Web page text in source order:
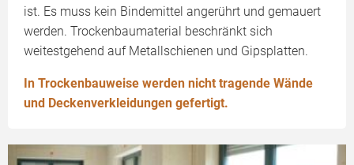
ist. Es muss kein Bindemittel angerührt und gemauert
werden. Trockenbaumaterial beschränkt sich
weitestgehend auf Metallschienen und Gipsplatten.
In Trockenbauweise werden nicht tragende Wände
und Deckenverklei­dungen gefertigt.